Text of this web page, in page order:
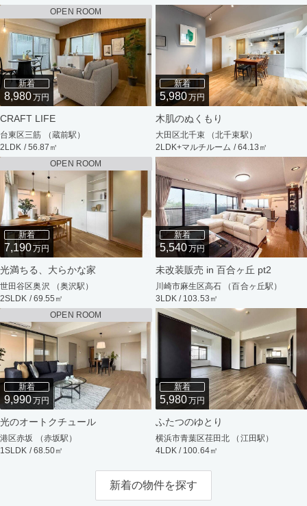
OPEN ROOM
新着
8,980万円
CRAFT LIFE
台東区三筋 （蔵前駅）
2LDK / 56.87㎡
新着
5,980万円
木肌のぬくもり
大田区北千束 （北千束駅）
2LDK+マルチルーム / 64.13㎡
OPEN ROOM
新着
7,190万円
光満ちる、大らかな家
世田谷区奥沢 （奥沢駅）
2SLDK / 69.55㎡
新着
5,540万円
未改装販売 in 百合ヶ丘 pt2
川崎市麻生区高石 （百合ヶ丘駅）
3LDK / 103.53㎡
OPEN ROOM
新着
9,990万円
光のオートクチュール
港区赤坂 （赤坂駅）
1SLDK / 68.50㎡
新着
5,980万円
ふたつのゆとり
横浜市青葉区荏田北 （江田駅）
4LDK / 100.64㎡
新着の物件を探す